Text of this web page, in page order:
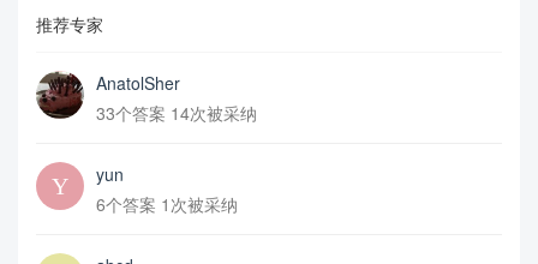
推荐专家
AnatolSher
33个答案 14次被采纳
yun
6个答案 1次被采纳